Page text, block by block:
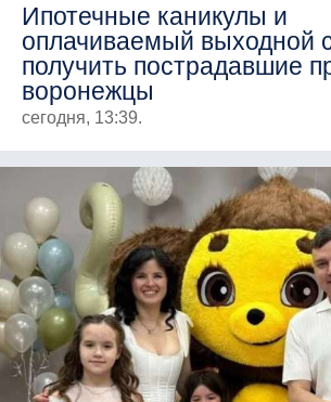
Ипотечные каникулы и
оплачиваемый выходной
получить пострадавшие
воронежцы
сегодня, 13:39.